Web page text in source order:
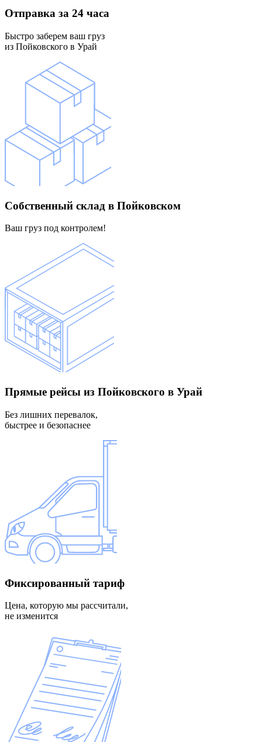
Отправка за 24 часа
Быстро заберем ваш груз
из Пойковского в Урай
Собственный склад в Пойковском
Ваш груз под контролем!
Прямые рейсы из Пойковского в Урай
Без лишних перевалок,
быстрее и безопаснее
Фиксированный тариф
Цена, которую мы рассчитали,
не изменится